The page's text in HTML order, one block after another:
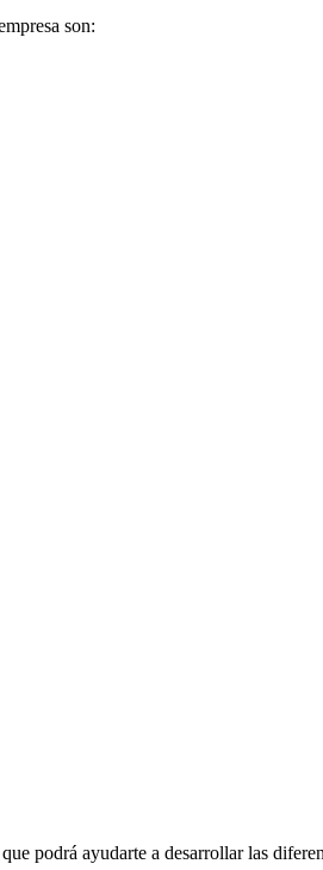
son:
que podrá ayudarte a desarrollar las